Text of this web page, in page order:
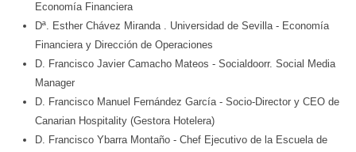
Economía Financiera
Dª. Esther Chávez Miranda . Universidad de Sevilla - Economía
Financiera y Dirección de Operaciones
D. Francisco Javier Camacho Mateos - Socialdoorr. Social Media
Manager
D. Francisco Manuel Fernández García - Socio-Director y CEO de
Canarian Hospitality (Gestora Hotelera)
D. Francisco Ybarra Montaño - Chef Ejecutivo de la Escuela de